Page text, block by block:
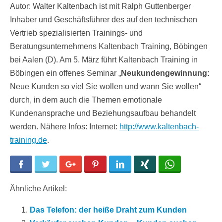
Autor: Walter Kaltenbach ist mit Ralph Guttenberger
Inhaber und Geschäftsführer des auf den technischen
Vertrieb spezialisierten Trainings- und
Beratungsunternehmens Kaltenbach Training, Böbingen
bei Aalen (D). Am 5. März führt Kaltenbach Training in
Böbingen ein offenes Seminar „Neukundengewinnung:
Neue Kunden so viel Sie wollen und wann Sie wollen“
durch, in dem auch die Themen emotionale
Kundenansprache und Beziehungsaufbau behandelt
werden. Nähere Infos: Internet: http://www.kaltenbach-
training.de.
Facebook Twitter Google+ Pinterest LinkedIn
Ähnliche Artikel:
Das Telefon: der heiße Draht zum Kunden